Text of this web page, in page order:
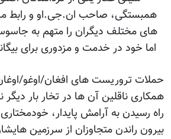
همبستگی، صاحب ان.جی.او و رابط
های مختلف دیگران را متهم به
اما خود در خدمت و مزدوری برای
حملات تروریست های افغان/اوغو/
همکاری ناقلین آن ها در تخار بار
راه رسیدن به آرامش پایدار،
بیرون راندن متجاوزان از سرزمین